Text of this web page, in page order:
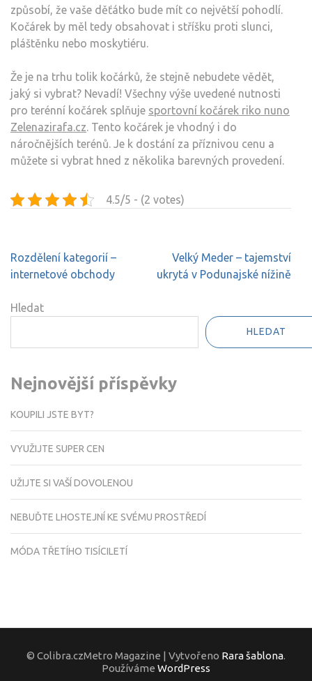
způsobí, že vaše děťátko bude mít co největší pohodlí.
Kočárek by měl tedy obsahovat i stříšku proti slunci,
pláštěnku nebo moskytiéru.
Že je na trhu tolik kočárků, že stejně nebudete vědět,
jaký si vybrat? Nevadí! Všechny výše uvedené nutnosti
pro terénní kočárek splňuje sportovní kočárek riko nuno
Zelenazirafa.cz. Tento kočárek je vhodný i do
náročnějších terénů. Je k dostání za příznivou cenu a
můžete si vybrat hned z několika barevných provedení.
4.5/5 - (2 votes)
Navigace
pro
Rozdělení kategorií –
internetové obchody
Velký Meder – tajemství
ukrytá v Podunajské nížině
Hledat
HLEDAT
Nejnovější příspěvky
KOUPILI JSTE BYT?
VYUŽIJTE SUPER CEN
UŽIJTE SI VAŠÍ DOVOLENOU
NEBUĎTE LHOSTEJNÍ KE SVÉMU PROSTŘEDÍ
MÓDA TŘETÍHO TISÍCILETÍ
© Colibra.czMetro Magazine | Vytvořeno Rara šablona.
Používáme WordPress